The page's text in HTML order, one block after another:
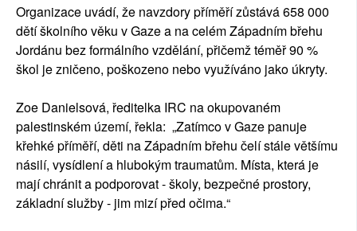
Organizace uvádí, že navzdory příměří zůstává 658 000
dětí školního věku v Gaze a na celém Západním břehu
Jordánu bez formálního vzdělání, přičemž téměř 90 %
škol je zničeno, poškozeno nebo využíváno jako úkryty.
Zoe Danielsová, ředitelka IRC na okupovaném
palestinském území, řekla: „Zatímco v Gaze panuje
křehké příměří, děti na Západním břehu čelí stále většímu
násilí, vysídlení a hlubokým traumatům. Místa, která je
mají chránit a podporovat - školy, bezpečné prostory,
základní služby - jim mizí před očima.“